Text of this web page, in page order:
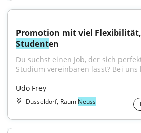
Studenten
Du suchst einen Job, der sich
Studium vereinbaren lässt? Bei
Udo Frey
Düsseldorf, Raum Neuss